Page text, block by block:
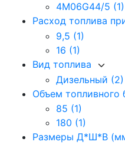
4M06G44/5 (1)
Расход топлива
9,5 (1)
16 (1)
Вид топлива
Дизельный (2)
Объем топливного
85 (1)
180 (1)
Размеры Д*Ш*В